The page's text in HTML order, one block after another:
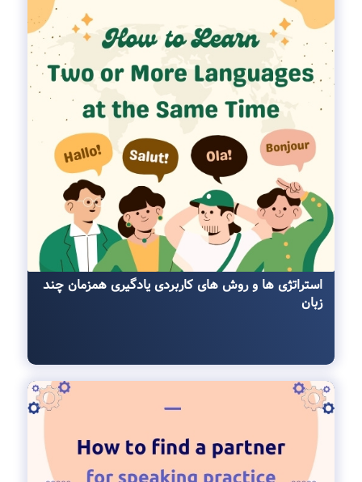
استراتژی ها و روش ‌های کاربردی یادگیری همزمان چند
زبان